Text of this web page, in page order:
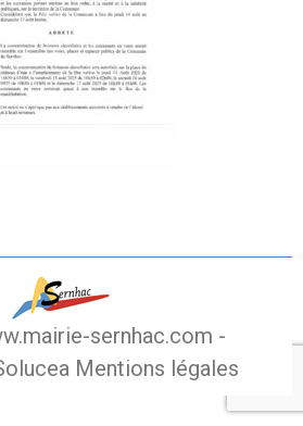
sernhac.com -
Mentions légales